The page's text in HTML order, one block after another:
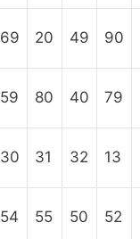
69 20 49 90
59 80 40 79
30 31 32 13
54 55 50 52